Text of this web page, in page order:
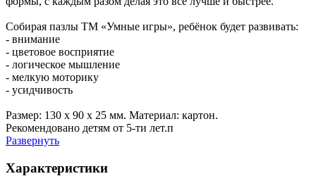
Собирая пазлы ТМ «Умные игры», ребёнок будет развивать:
- внимание
- цветовое восприятие
- логическое мышление
- мелкую моторику
- усидчивость
Размер: 130 x 90 x 25 мм. Материал: картон.
Рекомендовано детям от 5-ти лет.п
Развернуть
Характеристики